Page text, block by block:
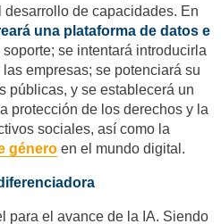
de capacidades. En
una plataforma de datos e
se intentará introducirla
empresas; se potenciará su
públicas, y se establecerá un
protección de los derechos y la
sociales, así como la
género en el mundo digital.
para el avance de la IA. Siendo